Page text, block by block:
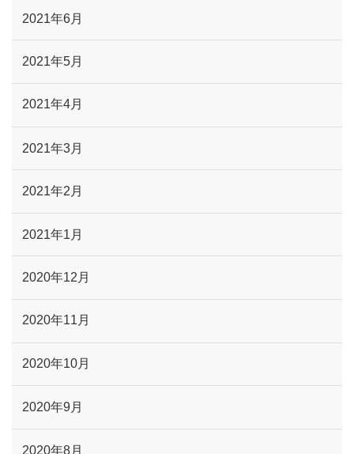
2021年6月
2021年5月
2021年4月
2021年3月
2021年2月
2021年1月
2020年12月
2020年11月
2020年10月
2020年9月
2020年8月